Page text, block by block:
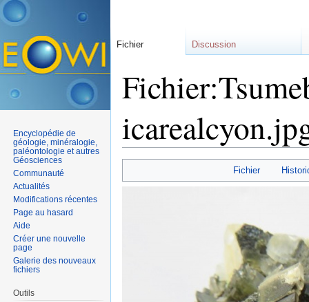
Fichier
Fichier Discussion
Encyclopédie de
géologie, minéralogie,
paléontologie et autres
Géosciences
Communauté
Actualités
Modifications récentes
Page au hasard
Aide
Créer une nouvelle
page
Galerie des nouveaux
fichiers
Outils